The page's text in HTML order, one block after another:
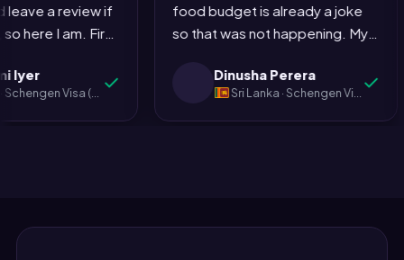
stress. If the rest of the
Schengen process worked like
about it."
consulate
Officer could
and leave a review if
out, so here I am. First
horror stories on
Quora and
myself something
to arrange, turned
Iyer
India · Schengen Visa (Spain)
food budget is already a joke
so that was not happening.
MyJet24 for her visa last
semester so I tried it.
to Frankfurt return. Done. The
Dinusha Perera
Sri Lanka · Schengen Visa (Germany)